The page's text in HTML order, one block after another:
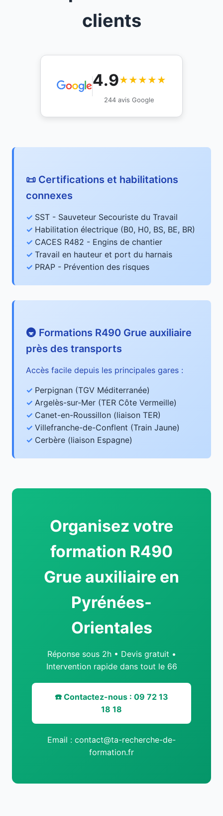
clients
4.9★★★★★
244 avis Google
📜 Certifications et habilitations
connexes
SST - Sauveteur Secouriste du Travail
Habilitation électrique (B0, H0, BS, BE, BR)
CACES R482 - Engins de chantier
Travail en hauteur et port du harnais
PRAP - Prévention des risques
🚇 Formations R490 Grue auxiliaire
près des transports
Accès facile depuis les principales gares :
Perpignan (TGV Méditerranée)
Argelès-sur-Mer (TER Côte Vermeille)
Canet-en-Roussillon (liaison TER)
Villefranche-de-Conflent (Train Jaune)
Cerbère (liaison Espagne)
Organisez votre
formation R490
Grue auxiliaire en
Pyrénées-
Orientales
Réponse sous 2h • Devis gratuit •
Intervention rapide dans tout le 66
☎️ Contactez-nous : 09 72 13
18 18
Email : contact@ta-recherche-de-
formation.fr